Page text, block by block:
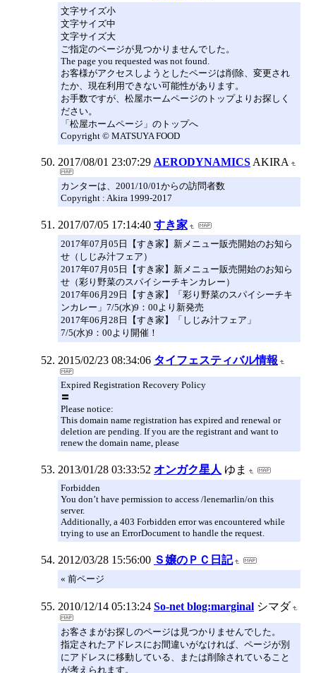
文字サイズ小
文字サイズ中
文字サイズ大
ご指定のページが見つかりませんでした。
The page you requested was not found.
お客様がアクセスしようとしたページは削除、変更され
たか、現在利用できない可能性があります。
お手数ですが、松屋ホームページのトップよりお探しく
ださい。
「松屋ホームページ」のトップへ
Copyright © MATSUYA FOOD
2017/08/01 23:07:29 AERODYNAMICS AKIRA
カンターは、2001/10/01からの訪問者数
Copyright : Akira 1999-2017
2017/07/05 17:14:40 すき家
2017年07月05日【すき家】新メニュー販売開始のお知ら
せ（しじみ汁フェア）
2017年07月05日【すき家】新メニュー販売開始のお知ら
せ（彩り野菜のスパイシーチキンカレー）
2017年06月29日【すき家】「彩り野菜のスパイシーチキ
ンカレー」7/5(水)9：00より新発売
2017年06月28日【すき家】「しじみ汁フェア」
7/5(水)9：00より開催！
2015/02/23 08:34:06 タイフェスティバル情報
Expired Registration Recovery Policy
〓
Please notice:
This domain name registration has expired and renewal or
deletion are pending. If you are the registrant and want to
renew the domain name, please
2013/01/28 03:33:52 オンガク星人 ゆま
Forbidden
You don’t have permission to access /lenemarlin/on this
server.
Additionally, a 403 Forbidden error was encountered while
trying to use an ErrorDocument to handle the request.
2012/03/28 15:56:00 Ｓ嬢のＰＣ日記
« 前ページ
2010/12/14 05:13:24 So-net blog:marginal シマダ
お客さまがお探しのページは見つかりませんでした。
指定されたアドレスにお間違いがなければ、ページが別
にアドレスに移動している、または削除されていること
が考えられます。